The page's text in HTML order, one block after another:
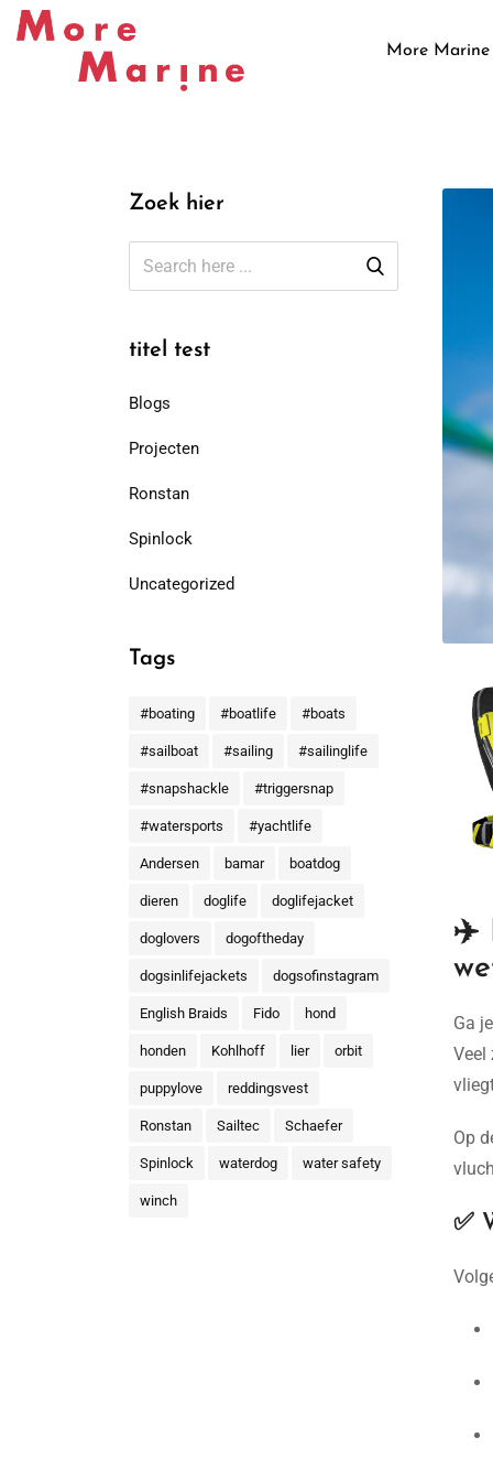
More Marine
Zoek hier
titel test
Blogs
Projecten
Ronstan
Spinlock
Uncategorized
Tags
#boating #boatlife #boats
#sailboat #sailing #sailinglife
#snapshackle #triggersnap
#watersports #yachtlife
Andersen bamar boatdog
dieren doglife doglifejacket
doglovers dogoftheday
dogsinlifejackets dogsofinstagram
English Braids Fido hond
honden Kohlhoff lier orbit
puppylove reddingsvest
Ronstan Sailtec Schaefer
Spinlock waterdog water safety
winch
✈️
Ga
Veel
Op
✅